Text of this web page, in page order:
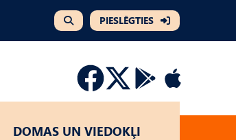
PIESLĒGTIES
DOMAS UN VIEDOKĻI